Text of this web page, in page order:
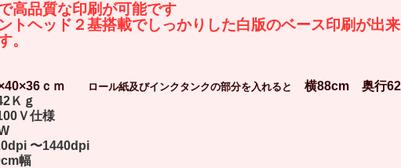
高品質な印刷が可能です
トヘッド２基搭載でしっかりした白版のベース印刷が出
。
ｃｍ ロール紙及びインクタンクの部分を入れると
横88cm 奥行
ｇ
仕様
〜1440dpi
幅